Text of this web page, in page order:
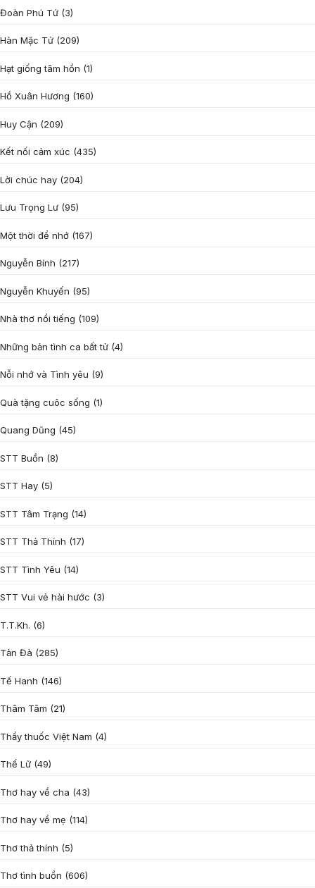
Đoàn Phú Tứ (3)
Hàn Mặc Tử (209)
Hạt giống tâm hồn (1)
Hồ Xuân Hương (160)
Huy Cận (209)
Kết nối cảm xúc (435)
Lời chúc hay (204)
Lưu Trọng Lư (95)
Một thời để nhớ (167)
Nguyễn Bính (217)
Nguyễn Khuyến (95)
Nhà thơ nổi tiếng (109)
Những bản tình ca bất tử (4)
Nỗi nhớ và Tình yêu (9)
Quà tặng cuôc sống (1)
Quang Dũng (45)
STT Buồn (8)
STT Hay (5)
STT Tâm Trạng (14)
STT Thả Thính (17)
STT Tình Yêu (14)
STT Vui vẻ hài hước (3)
T.T.Kh. (6)
Tản Đà (285)
Tế Hanh (146)
Thâm Tâm (21)
Thầy thuốc Việt Nam (4)
Thế Lữ (49)
Thơ hay về cha (43)
Thơ hay về mẹ (114)
Thơ thả thính (5)
Thơ tình buồn (606)